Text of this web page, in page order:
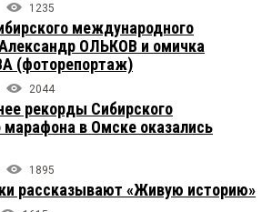
1235
международного
ОЛЬКОВ и омичка
(фоторепортаж)
2044
рекорды Сибирского
в Омске оказались
1895
рассказывают «Живую историю»